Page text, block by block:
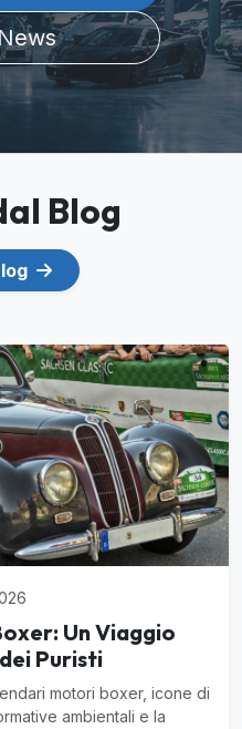
Blog
Un Viaggio
Puristi
motori boxer, icone di
ambientali e la